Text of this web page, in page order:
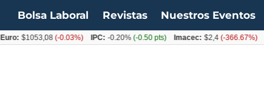
Bolsa Laboral Revistas Nuestros Eventos
$1053,08(-0.03%) IPC: -0.20%(-0.50 pts) Imacec: $2,4(-366.67%) TPM: